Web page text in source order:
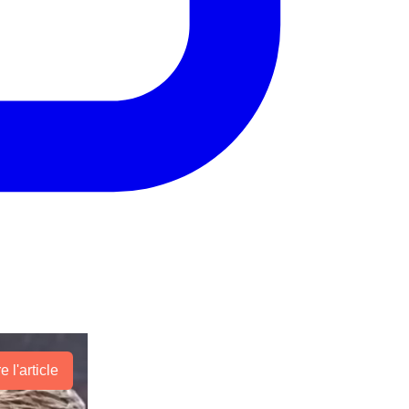
l'article